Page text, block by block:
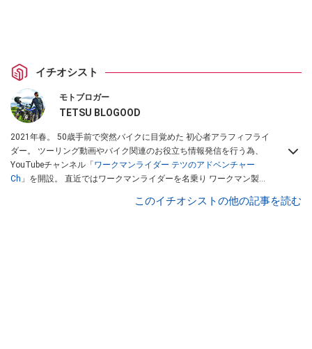
イチオシスト
モトブロガー
TETSU BLOGOOD
2021年春。 50歳手前で突然バイクに目覚めた 初心者アラフィフライ
ダー。 ツーリング動画やバイク関連のお役立ち情報発信を行う為、
YouTubeチャンネル「 ワークマンライダー テツのアドベンチャー
Ch 」を開設。 直近ではワークマンライダーを名乗り ワークマン製品
このイチオシストの他の記事を読む